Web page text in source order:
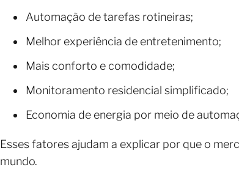
Automação de tarefas rotineiras;
Melhor experiência de entretenimento;
Mais conforto e comodidade;
Monitoramento residencial simplificado;
Economia de energia por meio de
Esses fatores ajudam a explicar por que o
mundo.